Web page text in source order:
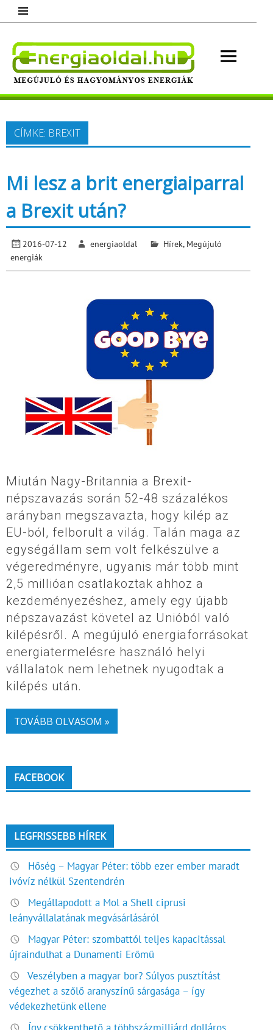
content
Megújuló és hagyományos energiák.
Minden, ami energia!
CÍMKE: BREXIT
Mi lesz a brit energiaiparral
a Brexit után?
2016-07-12 energiaoldal Hírek, Megújuló
energiák
Miután Nagy-Britannia a Brexit-
népszavazás során 52-48 százalékos
arányban megszavazta, hogy kilép az
EU-ból, felborult a világ. Talán maga az
egységállam sem volt felkészülve a
végeredményre, ugyanis már több mint
2,5 millióan csatlakoztak ahhoz a
kezdeményezéshez, amely egy újabb
népszavazást követel az Unióból való
kilépésről. A megújuló energiaforrásokat
energiatermelésre használó helyi
vállalatok nem lehetnek nyugodtak a
kilépés után.
TOVÁBB OLVASOM »
FACEBOOK
LEGFRISSEBB HÍREK
Hőség – Magyar Péter: több ezer ember maradt
ivóvíz nélkül Szentendrén
Megállapodott a Mol a Shell ciprusi
leányvállalatának megvásárlásáról
Magyar Péter: szombattól teljes kapacitással
újraindulhat a Dunamenti Erőmű
Veszélyben a magyar bor? Súlyos pusztítást
végezhet a szőlő aranyszínű sárgasága – így
védekezhetünk ellene